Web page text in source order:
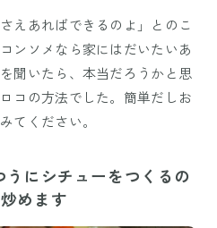
えあればできるのよ」とのこ
ンソメなら家にはだいたいあ
聞いたら、本当だろうかと思
コの方法でした。簡単だしお
てください。
うにシチューをつくるの
めます